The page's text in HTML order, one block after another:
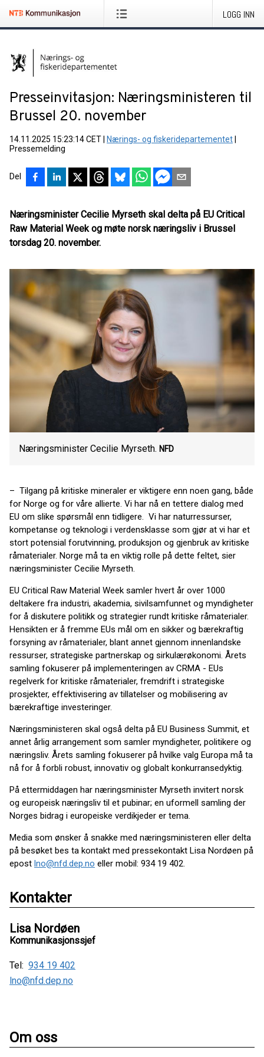
LOGG INN
Presseinvitasjon: Næringsministeren til
Brussel 20. november
14.11.2025 15:23:14 CET Nærings- og fiskeridepartementet
Pressemelding
Del
Næringsminister Cecilie Myrseth skal delta på EU Critical
Raw Material Week og møte norsk næringsliv i Brussel
torsdag 20. november.
Næringsminister Cecilie Myrseth. NFD
– Tilgang på kritiske mineraler er viktigere enn noen gang, både
for Norge og for våre allierte. Vi har nå en tettere dialog med
EU om slike spørsmål enn tidligere. Vi har naturressurser,
kompetanse og teknologi i verdensklasse som gjør at vi har et
stort potensial forutvinning, produksjon og gjenbruk av kritiske
råmaterialer. Norge må ta en viktig rolle på dette feltet, sier
næringsminister Cecilie Myrseth.
EU Critical Raw Material Week samler hvert år over 1000
deltakere fra industri, akademia, sivilsamfunnet og myndigheter
for å diskutere politikk og strategier rundt kritiske råmaterialer.
Hensikten er å fremme EUs mål om en sikker og bærekraftig
forsyning av råmaterialer, blant annet gjennom innenlandske
ressurser, strategiske partnerskap og sirkulærøkonomi. Årets
samling fokuserer på implementeringen av CRMA - EUs
regelverk for kritiske råmaterialer, fremdrift i strategiske
prosjekter, effektivisering av tillatelser og mobilisering av
bærekraftige investeringer.
Næringsministeren skal også delta på EU Business Summit, et
annet årlig arrangement som samler myndigheter, politikere og
næringsliv. Årets samling fokuserer på hvilke valg Europa må ta
nå for å forbli robust, innovativ og globalt konkurransedyktig.
På ettermiddagen har næringsminister Myrseth invitert norsk
og europeisk næringsliv til et pubinar; en uformell samling der
Norges bidrag i europeiske verdikjeder er tema.
Media som ønsker å snakke med næringsministeren eller delta
på besøket bes ta kontakt med pressekontakt Lisa Nordøen på
epost lno@nfd.dep.no eller mobil: 934 19 402.
Kontakter
Lisa Nordøen
Kommunikasjonssjef
Tel: 934 19 402
lno@nfd.dep.no
Om oss